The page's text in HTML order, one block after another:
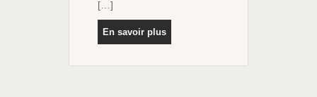
[…]
En savoir plus